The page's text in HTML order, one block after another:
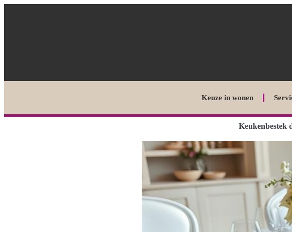
Keuze in wonen
Keukenbestek